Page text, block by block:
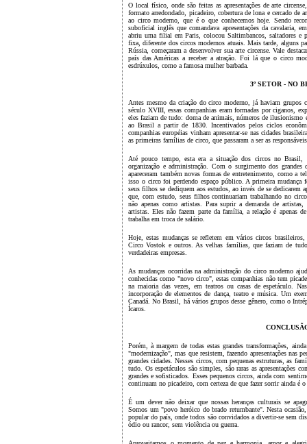
O local físico, onde são feitas as apresentações de arte
formato arredondado, picadeiro, cobertura de lona e cercado de
ao circo moderno, que é o que conhecemos hoje. Sendo
suboficial inglês que comandava apresentações da cavalaria,
abriu uma filial em Paris, colocou Saltimbancos, saltadores e
fixa, diferente dos circos modernos atuais. Mais tarde, alguns
Rússia, começaram a desenvolver sua arte circense. Vale
país das Américas a receber a atração. Foi lá que o circo
esdrúxulos, como a famosa mulher barbada.
3º SETOR - NO
Antes mesmo da criação do circo moderno, já haviam grupos
século XVIII, essas companhias eram formadas por ciganos,
eles faziam de tudo: doma de animais, números de ilusionismo
ao Brasil a partir de 1830. Incentivados pelos ciclos
companhias européias vinham apresentar-se nas cidades
as primeiras famílias de circo, que passaram a ser as
Até pouco tempo, esta era a situação dos circos no Brasil,
organização e administração. Com o surgimento dos
apareceram também novas formas de entretenimento, como a
isso o circo foi perdendo espaço público. A primeira mudança
seus filhos se dediquem aos estudos, ao invés de se dedicarem
que, com estudo, seus filhos continuariam trabalhando no
não apenas como artistas. Para suprir a demanda de
artistas. Eles não fazem parte da família, a relação é apenas
trabalha em troca de salário.
Hoje, estas mudanças se refletem em vários circos
Circo Vostok e outros. As velhas famílias, que faziam de
verdadeiras empresas.
As mudanças ocorridas na administração do circo moderno
conhecidas como "novo circo", estas companhias não tem
na maioria das vezes, em teatros ou casas de espetáculo.
incorporação de elementos de dança, teatro e música. Um
Canadá. No Brasil, há vários grupos desse gênero, como o
Ícaros.
Porém, à margem de todas estas grandes transformações,
"modernização", mas que resistem, fazendo apresentações nas
grandes cidades. Nesses circos, com pequenas estruturas, as
tudo. Os espetáculos são simples, são raras as apresentações
grandes e sofisticados. Esses pequenos circos, ainda com
continuam no picadeiro, com certeza de que fazer sorrir ainda é
É um dever não deixar que nossas heranças culturais se
Somos um "povo heróico do brado retumbante". Nesta
popular do país, onde todos são convidados a divertir-se sem
ódio ou rancor, sem violência ou guerra.